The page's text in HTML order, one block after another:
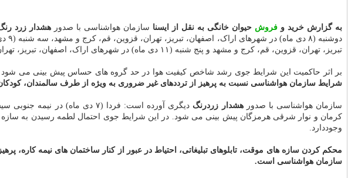
به گزارش خرید و فروش حیوان خانگی به نقل از ایسنا سازمان هواشناسی با صدور هشدار زرد
تبریز، تهران، قزوین، قم، کرج و مشهد و پنج شنبه (۱۱ دی ماه) در شهرهای اراک، اصفهان، تبریز، تهران، قزوین، قم، کرج و مشهد سبب افزایش غلظت و انباشت آلاینده ها می شود.
بر اثر حاکمیت این شرایط جوی رشد شاخص کیفیت هوا در حد گروه های حساس پیش بینی می
شرایط سازمان هواشناسی نسبت به پرهیز از ترددهای غیر ضروری به ویژه از طرف سالمندان،
سازمان هواشناسی با صدورهشدار زردرنگ
کرمان و نوار شرقی هرمزگان پیش بینی می شود. در این شرایط جوی احتمال لطمه رسیدن به
وجوددارد.
محکم کردن سازه های موقت، تابلوهای تبلیغاتی، احتیاط در عبور از کنار ساختمان های نیمه کاره،
سازمان هواشناسی است.